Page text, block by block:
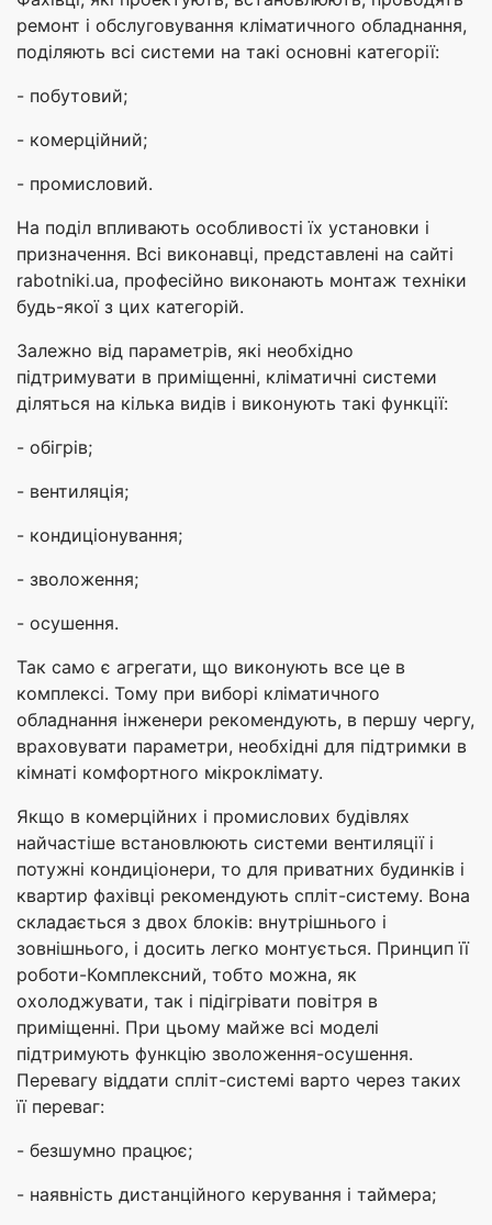
ремонт і обслуговування кліматичного обладнання,
поділяють всі системи на такі основні категорії:
- побутовий;
- комерційний;
- промисловий.
На поділ впливають особливості їх установки і
призначення. Всі виконавці, представлені на сайті
rabotniki.ua, професійно виконають монтаж техніки
будь-якої з цих категорій.
Залежно від параметрів, які необхідно
підтримувати в приміщенні, кліматичні системи
діляться на кілька видів і виконують такі функції:
- обігрів;
- вентиляція;
- кондиціонування;
- зволоження;
- осушення.
Так само є агрегати, що виконують все це в
комплексі. Тому при виборі кліматичного
обладнання інженери рекомендують, в першу чергу,
враховувати параметри, необхідні для підтримки в
кімнаті комфортного мікроклімату.
Якщо в комерційних і промислових будівлях
найчастіше встановлюють системи вентиляції і
потужні кондиціонери, то для приватних будинків і
квартир фахівці рекомендують спліт-систему. Вона
складається з двох блоків: внутрішнього і
зовнішнього, і досить легко монтується. Принцип її
роботи-Комплексний, тобто можна, як
охолоджувати, так і підігрівати повітря в
приміщенні. При цьому майже всі моделі
підтримують функцію зволоження-осушення.
Перевагу віддати спліт-системі варто через таких
її переваг:
- безшумно працює;
- наявність дистанційного керування і таймера;